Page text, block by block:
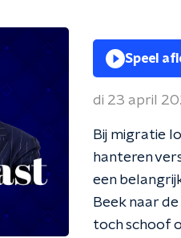
Speel
di 23 april
Bij migratie
hanteren
een
Beek naar
toch schoof